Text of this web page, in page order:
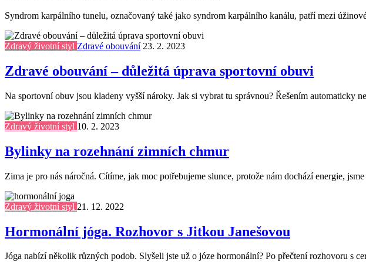
Syndrom karpálního tunelu, označovaný také jako syndrom karpálního kanálu, patří mezi
Zdravý životní styl Zdravé obouvání 23. 2. 2023
Zdravé obouvání – důležitá úprava sportovní obuvi
Na sportovní obuv jsou kladeny vyšší nároky. Jak si vybrat tu správnou? Řešením automaticky
Zdravý životní styl 10. 2. 2023
Bylinky na rozehnání zimních chmur
Zima je pro nás náročná. Cítíme, jak moc potřebujeme slunce, protože nám dochází energie,
Zdravý životní styl 21. 12. 2022
Hormonální jóga. Rozhovor s Jitkou Janešovou
Jóga nabízí několik různých podob. Slyšeli jste už o józe hormonální? Po přečtení rozhovoru s